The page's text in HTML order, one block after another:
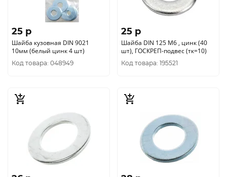
25 p
Шайба кузовная DIN 9021
10мм (белый цинк 4 шт)
Код товара: 048949
25 p
Шайба DIN 125 М6 , цинк (40
шт), ГОСКРЕП-подвес (тк=10)
Код товара: 195521